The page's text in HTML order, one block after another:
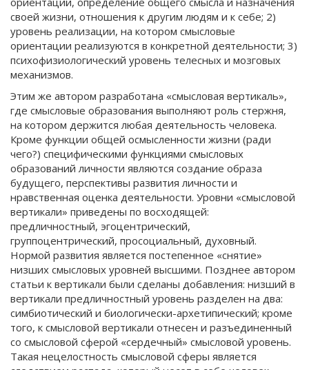
своей жизни, отношения к другим людям и к себе; 2)
уровень реализации, на котором смысловые
ориентации реализуются в конкретной деятельности; 3)
психофизиологический уровень телесных и мозговых
механизмов.
Этим же автором разработана «смысловая вертикаль»,
где смысловые образования выполняют роль стержня,
на котором держится любая деятельность человека.
Кроме функции общей осмысленности жизни (ради
чего?) специфическими функциями смысловых
образований личности являются создание образа
будущего, перспективы развития личности и
нравственная оценка деятельности. Уровни «смысловой
вертикали» приведены по восходящей:
предличностный, эгоцентрический,
группоцентрический, просоциальный, духовный.
Нормой развития является постепенное «снятие»
низших смысловых уровней высшими. Позднее автором
статьи к вертикали были сделаны добавления: низший в
вертикали предличностный уровень разделен на два:
симбиотический и биологически-архетипический; кроме
того, к смысловой вертикали отнесен и разъединенный
со смысловой сферой «сердечный» смысловой уровень.
Такая нецелостность смысловой сферы является